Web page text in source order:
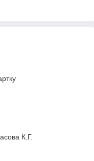
К.Г.